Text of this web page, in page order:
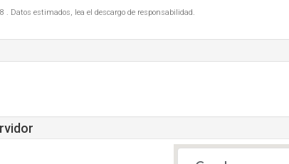
Datos estimados, lea el descargo de responsabilidad.